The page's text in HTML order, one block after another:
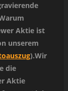
Aktie ist
unserem
).Wir
die
Aktie